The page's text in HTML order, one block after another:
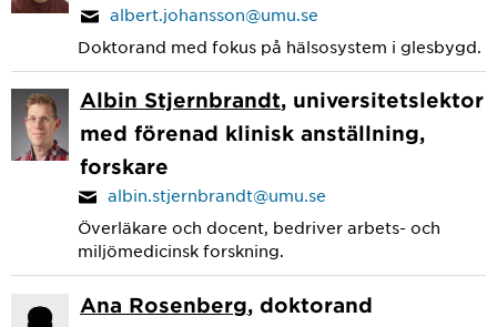
albert.johansson@umu.se
Doktorand med fokus på hälsosystem i glesbygd.
Albin Stjernbrandt, universitetslektor
med förenad klinisk anställning,
forskare
albin.stjernbrandt@umu.se
Överläkare och docent, bedriver arbets- och
miljömedicinsk forskning.
Ana Rosenberg, doktorand